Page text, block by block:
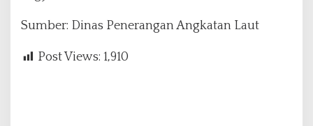
Sumber: Dinas Penerangan Angkatan Laut
Post Views: 1,910